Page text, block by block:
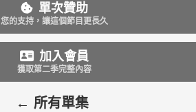
單次贊助
您的支持，讓這個節目更長久
加入會員
獲取第二季完整內容
← 所有單集